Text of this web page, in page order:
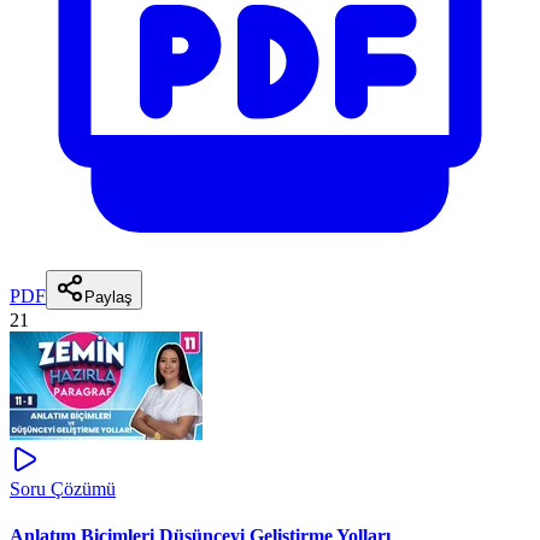
PDF Paylaş
21
Soru Çözümü
Anlatım Biçimleri Düşünceyi Geliştirme Yolları